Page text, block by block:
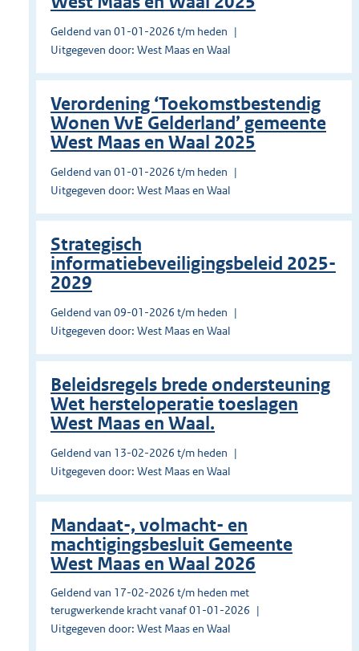
Geldend van 01-01-2026 t/m heden
Uitgegeven door: West Maas en Waal
Verordening ‘Toekomstbestendig
Wonen VvE Gelderland’ gemeente
West Maas en Waal 2025
Geldend van 01-01-2026 t/m heden
Uitgegeven door: West Maas en Waal
Strategisch
informatiebeveiligingsbeleid 2025-
2029
Geldend van 09-01-2026 t/m heden
Uitgegeven door: West Maas en Waal
Beleidsregels brede ondersteuning
Wet hersteloperatie toeslagen
West Maas en Waal.
Geldend van 13-02-2026 t/m heden
Uitgegeven door: West Maas en Waal
Mandaat-, volmacht- en
machtigingsbesluit Gemeente
West Maas en Waal 2026
Geldend van 17-02-2026 t/m heden met
terugwerkende kracht vanaf 01-01-2026
Uitgegeven door: West Maas en Waal